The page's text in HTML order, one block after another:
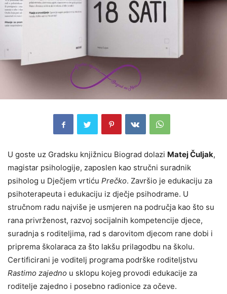
U goste uz Gradsku knjižnicu Biograd dolazi Matej Čuljak,
magistar psihologije, zaposlen kao stručni suradnik
psiholog u Dječjem vrtiću Prečko. Završio je edukaciju za
psihoterapeuta i edukaciju iz dječje psihodrame. U
stručnom radu najviše je usmjeren na područja kao što su
rana privrženost, razvoj socijalnih kompetencije djece,
suradnja s roditeljima, rad s darovitom djecom rane dobi i
priprema školaraca za što lakšu prilagodbu na školu.
Certificirani je voditelj programa podrške roditeljstvu
Rastimo zajedno u sklopu kojeg provodi edukacije za
roditelje zajedno i posebno radionice za očeve.